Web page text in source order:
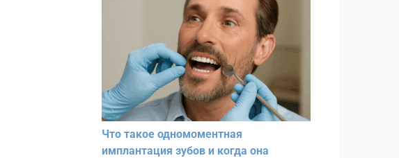
Что такое одномоментная
имплантация зубов и когда она